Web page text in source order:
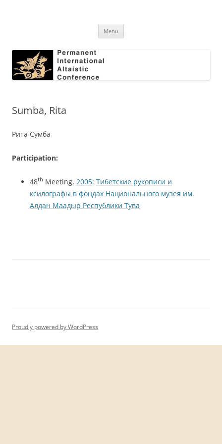
Conference
Menu
Sumba, Rita
Рита Сумба
Participation:
48th Meeting, 2005: Тибетские рукописи и
ксилографы в фондах Национального музея им.
Алдан Маадыр Республики Тува
Proudly powered by WordPress